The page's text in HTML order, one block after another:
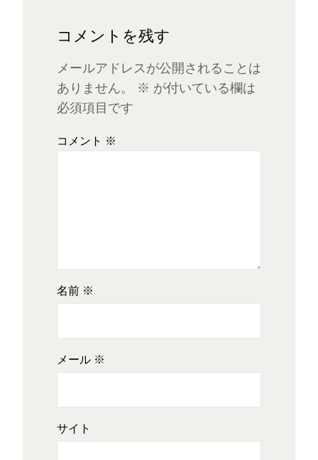
コメントを残す
メールアドレスが公開されることは
ありません。
※ が付いている欄は
必須項目です
コメント ※
名前 ※
メール ※
サイト